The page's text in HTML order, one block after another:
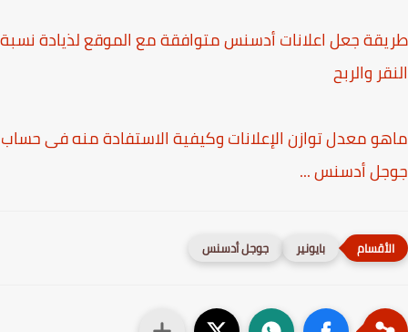
جعل اعلانات أدسنس متوافقة مع الموقع لذيادة نسبة
والربح
معدل توازن الإعلانات وكيفية الاستفادة منه فى حساب
أدسنس ...
بايونير جوجل أدسنس